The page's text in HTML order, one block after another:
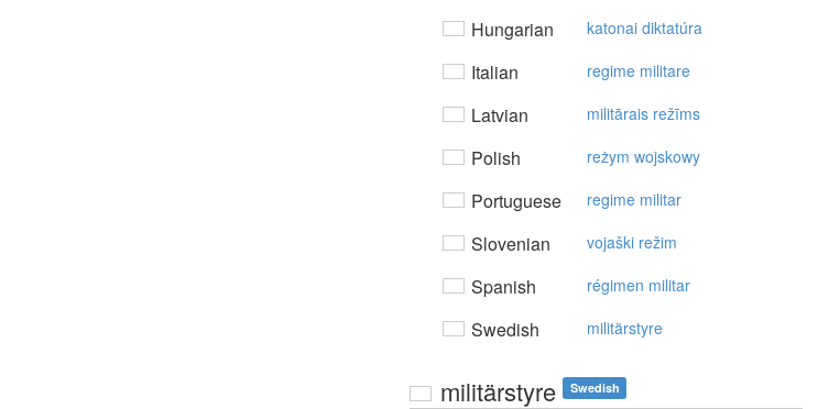
Hungarian katonai diktatúra
Italian regime militare
Latvian militārais režīms
Polish reżym wojskowy
Portuguese regime militar
Slovenian vojaški režim
Spanish régimen militar
Swedish militärstyre
militärstyre Swedish